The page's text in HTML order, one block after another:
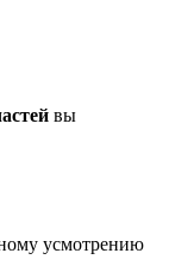
вы
усмотрению